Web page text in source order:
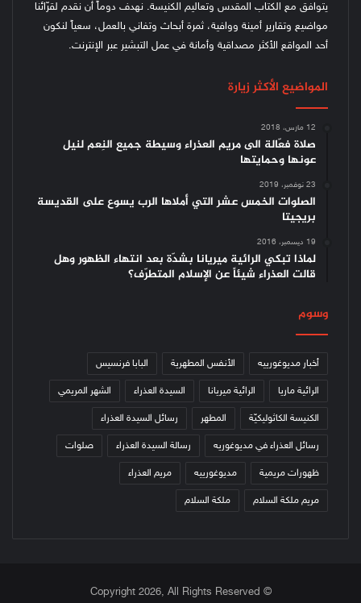
يتوافق مع الكتاب المقدس وتعاليم الكنيسة. نهدف دوماً أن نقدم لقرّائنا
مواضيع وتقارير أمينة ووافية، ثمرة أبحاث وتفاني بالعمل، سعياً لنكون
أحد المواقع الأكثر مصداقية وأمانة في عمل التبشير عبر الإنترنت.
المواضيع الأكثر زيارة
12 مارس، 2018
صلاة فعّالة الى مريم العذراء وسيطة جميع النِعم لنيل
عونها وحمايتها
23 نوفمبر، 2019
الصلوات الخمس عشر التي أملاها الرب يسوع على القديسة
بريجيتا
19 ديسمبر، 2016
لماذا تبكي الرائية ميريانا بشدّة بعد انتهاء الظهور وهل
قالت العذراء شيئاً عن الإسلام المتطرّف؟
وسوم
أخبار مديوغورييه الأنفس المطهرية البابا فرنسيس
الرائية ماريا الرائية ميريانا السيدة العذراء الشهر المريمي
الكنيسة الكاثوليكيّة المطهر رسائل السيدة العذراء
رسائل العذراء في مديوغوريه رسالة السيدة العذراء صلوات
ظهورات مريمية مديوغورييه مريم العذراء
مريم ملكة السلام ملكة السلام
© Copyright 2026, All Rights Reserved